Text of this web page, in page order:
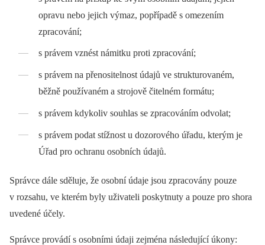
opravu nebo jejich výmaz, popřípadě s omezením
zpracování;
s právem vznést námitku proti zpracování;
s právem na přenositelnost údajů ve strukturovaném,
běžně používaném a strojově čitelném formátu;
s právem kdykoliv souhlas se zpracováním odvolat;
s právem podat stížnost u dozorového úřadu, kterým je
Úřad pro ochranu osobních údajů.
Správce dále sděluje, že osobní údaje jsou zpracovány pouze
v rozsahu, ve kterém byly uživateli poskytnuty a pouze pro shora
uvedené účely.
Správce provádí s osobními údaji zejména následující úkony: